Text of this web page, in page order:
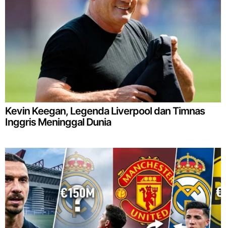
Kevin Keegan, Legenda Liverpool dan Timnas
Inggris Meninggal Dunia